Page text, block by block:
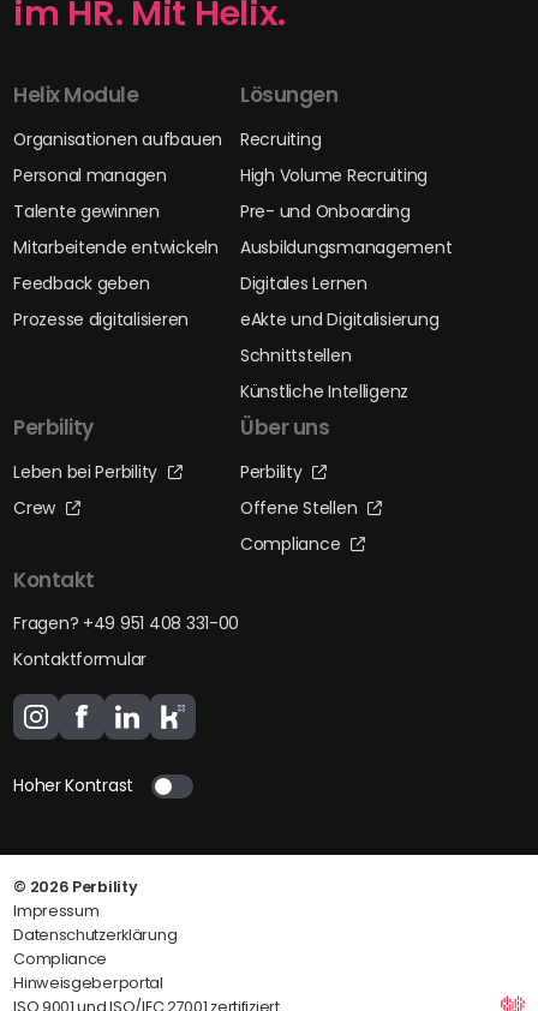
im HR. Mit Helix.
Helix Module
Organisationen aufbauen
Personal managen
Talente gewinnen
Mitarbeitende entwickeln
Feedback geben
Prozesse digitalisieren
Lösungen
Recruiting
High Volume Recruiting
Pre- und Onboarding
Ausbildungsmanagement
Digitales Lernen
eAkte und Digitalisierung
Schnittstellen
Künstliche Intelligenz
Perbility
Leben bei Perbility
Crew
Über uns
Perbility
Offene Stellen
Compliance
Kontakt
Fragen? +49 951 408 331-00
Kontaktformular
Hoher Kontrast
© 2026 Perbility
Impressum
Datenschutzerklärung
Compliance
Hinweisgeberportal
ISO 9001 und ISO/IEC 27001 zertifiziert.